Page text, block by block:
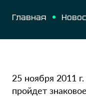
Главная
25 ноября 2011 г.
пройдет